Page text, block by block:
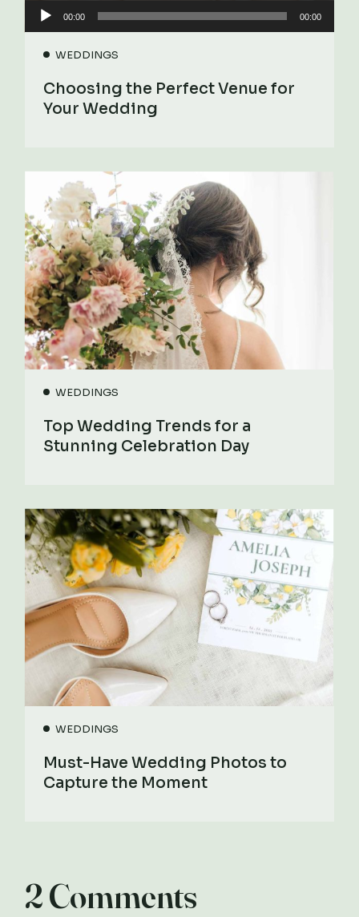
Audio
Player
00:00 00:00
WEDDINGS
Choosing the Perfect Venue for
Your Wedding
WEDDINGS
Top Wedding Trends for a
Stunning Celebration Day
WEDDINGS
Must-Have Wedding Photos to
Capture the Moment
2 Comments